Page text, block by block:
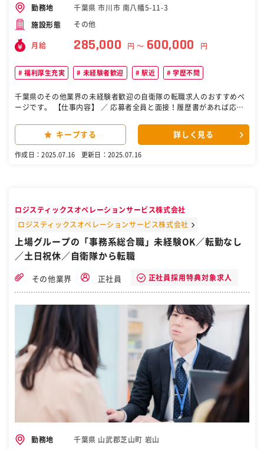
勤務地 千葉県 市川市 南八幡5-11-3
施設形態 その他
月給 285,000 円 〜 600,000 円
福利厚生充実 未経験者歓迎 駅近 学歴不問
千葉県のその他業界の未経験者歓迎の自衛隊の転職求人のおすすめペ
ージです。 【仕事内容】 ／ 応募者全員と面接！履歴書があれば応募
所など… さまざまな有名施設を手掛けた創和エアテクノ。 今回は「若
手の育成枠」として、 空調工事の現場監督を募集します！ POINT ￣
定！ ＋ 無資格＆未経験から始められる ＋ 家賃補助3万円＆引越し時
任せ！ 現場は都内23区が中心です。 ■工事の進捗・安全・品質管理
など ■書類（見積書・発注書）の作成 ■クライアントとの打ち合わせ
＊現場作業7割、事務作業3割 ＊事務作業はサポート付きです 【お仕
事の流れ】 ーーーーーーーーーーーーーーーーーーー ■ 現場の1日
資材発注 ⇒ 見積書作成など ーーーーーーーーーーーーーーーーーー
￣￣￣￣￣￣￣￣￣￣￣￣￣ ・管工事施工管理技士 ・職長教育 ・高
所作業車 ・フルハーネス ⇒ これらの資格はすべて0円でGETできる♪
⇒ 2泊3日の空調技能講習も無料受講可能！ 理想のキャリアに手が届
く ￣￣￣￣￣￣￣￣￣￣￣￣￣ 経験がなくても、努力を忘れなければ
5年程度で管理職に成長することも！ NOT年功序列！年齢や社歴は一
切関係ナシ♪ 施工実績 ￣￣￣￣￣ 千葉地方裁判所 中央合同庁舎 クボ
タ（農機具）の工場 国際法務総合センター ホテルマイステイズプレミ
アシリーズ アポホテル など ＼＼＿＿＿＿＿＿＿＿＿＿＿＿＿＿＿＿
／／ リモート面接OK！今まで面接に進んだ方は 全員内定をもらって
います♪ 応募者全員とお会いしたいと思っているので、 お気軽にお問
い合わせください！ TEL番号 ：047-700-2081（採用担当宛） ／／￣
キープする 詳しく見る
作成日：2025.07.16 更新日：2025.07.16
ロジスティックスオペレーションサービス株式会社
ロジスティックスオペレーションサービス株式会社
上場グループの「事務系総合職」未経験OK／転勤なし
／土日祝休／自衛隊から転職
その他業界 正社員 正社員採用特典対象求人
勤務地 千葉県 山武郡芝山町 岩山